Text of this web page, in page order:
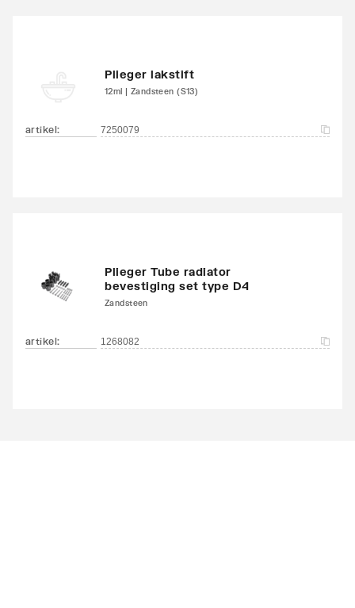
Plieger lakstift
12ml | Zandsteen (S13)
artikel: 7250079
Plieger Tube radiator
bevestiging set type D4
Zandsteen
artikel: 1268082